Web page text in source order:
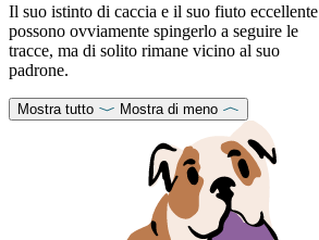
Il suo istinto di caccia e il suo fiuto eccellente
possono ovviamente spingerlo a seguire le
tracce, ma di solito rimane vicino al suo
padrone.
Mostra tutto Mostra di meno